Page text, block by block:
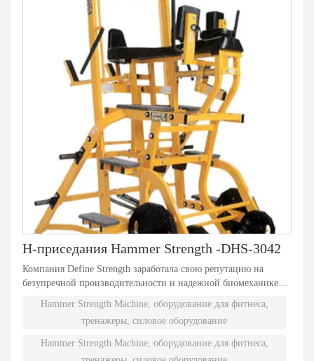
H-приседания Hammer Strength -DHS-3042
Компания Define Strength заработала свою репутацию на
безупречной производительности и надежной биомеханике
естественные траектории движения обеспечивают
эффективную тренировку с отягощениями. Девяносто
различных моделей Plate-Loaded удовлетворяют
Hammer Strength Machine, оборудование для фитнеса,
тренажеры, силовое оборудование
Hammer Strength Machine, оборудование для фитнеса,